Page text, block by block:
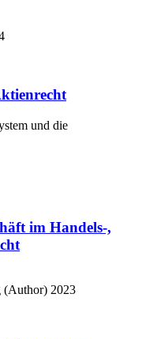
und die
im Handels-,
(Author) 2023